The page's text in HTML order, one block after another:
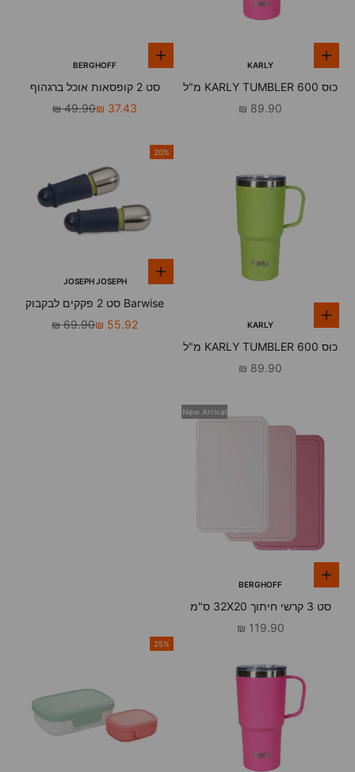
הוספה לסל KARLY
כוס KARLY TUMBLER 600 מ"ל
ורוד
מחיר מבצע
89.90 ₪
הוספה לסלBERGHOFF
סט 2 קופסאות אוכל ברגהוף
מחיר מבצע
37.43 ₪ מחיר רגיל
49.90 ₪
הוספה לסל KARLY
כוס KARLY TUMBLER 600 מ"ל
ירוק
מחיר מבצע
89.90 ₪
20%
הוספה לסלJOSEPH JOSEPH
Barwise סט 2 פקקים לבקבוק
מחיר מבצע
55.92 ₪ מחיר רגיל
69.90 ₪
New Arrival
הוספה לסלBERGHOFF
סט 3 קרשי חיתוך 32X20 ס"מ
מחיר מבצע
119.90 ₪
25%